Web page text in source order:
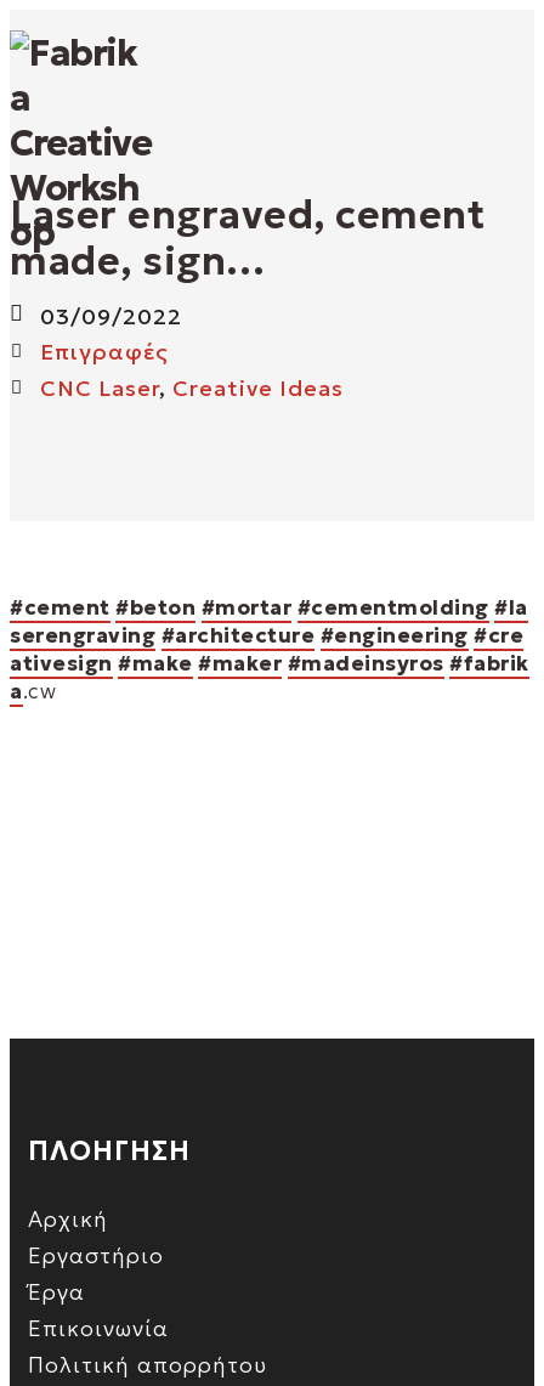
p
e
n
M
e
M
Laser engraved, cement
made, sign…
03/09/2022
Επιγραφές
CNC Laser, Creative Ideas
#cement #beton #mortar #cementmolding #la
serengraving #architecture #engineering #cre
ativesign #make #maker #madeinsyros #fabrik
a.cw
ΠΛΟΗΓΗΣΗ
Αρχική
Εργαστήριο
Έργα
Επικοινωνία
Πολιτική απορρήτου